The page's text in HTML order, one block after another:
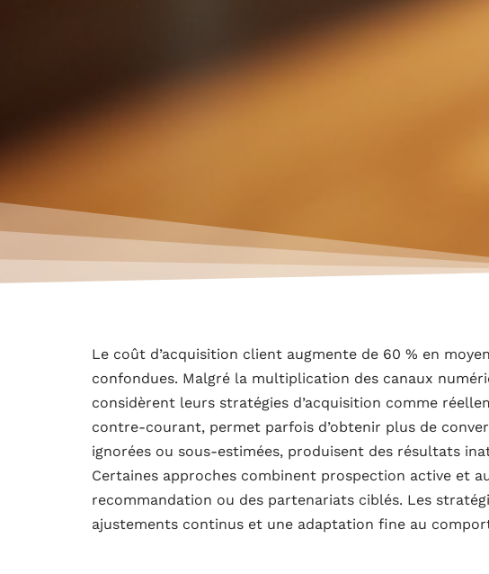
Le coût d’acquisition client augmente de 60 % en
confondues. Malgré la multiplication des canaux
considèrent leurs stratégies d’acquisition comme
contre-courant, permet parfois d’obtenir plus de
ignorées ou sous-estimées, produisent des résultats
Certaines approches combinent prospection active et
recommandation ou des partenariats ciblés. Les
ajustements continus et une adaptation fine au